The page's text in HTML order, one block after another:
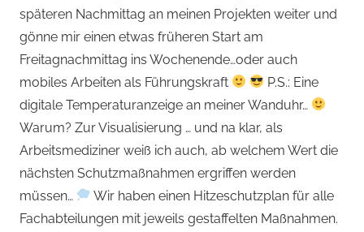
späteren Nachmittag an meinen Projekten weiter und
gönne mir einen etwas früheren Start am
Freitagnachmittag ins Wochenende…oder auch
mobiles Arbeiten als Führungskraft
P.S.: Eine
digitale Temperaturanzeige an meiner Wanduhr…
Warum? Zur Visualisierung … und na klar, als
Arbeitsmediziner weiß ich auch, ab welchem Wert die
nächsten Schutzmaßnahmen ergriffen werden
müssen…
Wir haben einen Hitzeschutzplan für alle
Fachabteilungen mit jeweils gestaffelten Maßnahmen.